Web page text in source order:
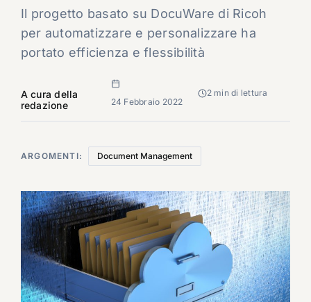
EVENTI
CHI SIAMO
Il progetto basato su DocuWare di Ricoh
per automatizzare e personalizzare ha
portato efficienza e flessibilità
A cura della
redazione
24 Febbraio 2022
2 min di lettura
ARGOMENTI: Document Management